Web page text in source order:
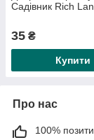
Садівник Rich
35 ₴
Купити
Про нас
100%